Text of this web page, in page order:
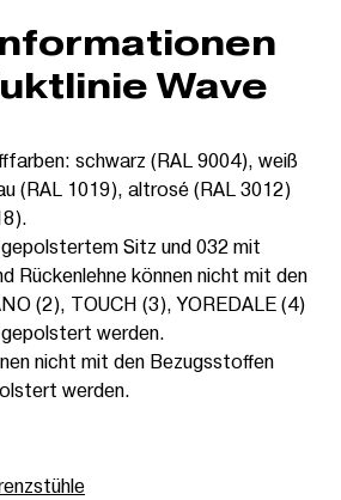
Wave
schwarz (RAL 9004), weiß
(RAL 1019), altrosé (RAL 3012)
Sitz und 032 mit
Rückenlehne können nicht mit den
(2), TOUCH (3), YOREDALE (4)
werden.
nicht mit den Bezugsstoffen
werden.